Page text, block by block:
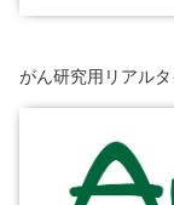
がん研究用リアル